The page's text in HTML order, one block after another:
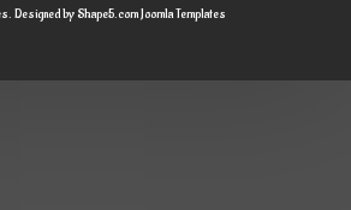
Designed by Shape5.comJoomla Templates